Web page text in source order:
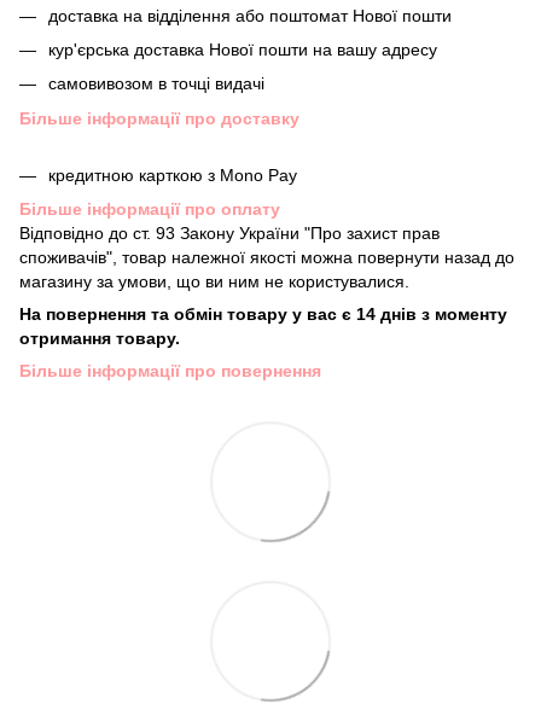
доставка на відділення або поштомат Нової пошти
кур'єрська доставка Нової пошти на вашу адресу
самовивозом в точці видачі
Більше інформації про доставку
кредитною карткою з Mono Pay
Більше інформації про оплату
Відповідно до ст. 93 Закону України "Про захист прав
споживачів", товар належної якості можна повернути назад до
магазину за умови, що ви ним не користувалися.
На повернення та обмін товару у вас є 14 днів з моменту
отримання товару.
Більше інформації про повернення